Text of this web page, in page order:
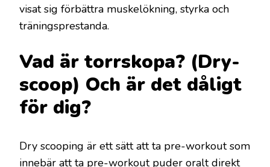
visat sig förbättra muskelökning, styrka och
träningsprestanda.
Vad är torrskopa? (Dry-
scoop) Och är det dåligt
för dig?
Dry scooping är ett sätt att ta pre-workout som
innebär att ta pre-workout puder oralt direkt